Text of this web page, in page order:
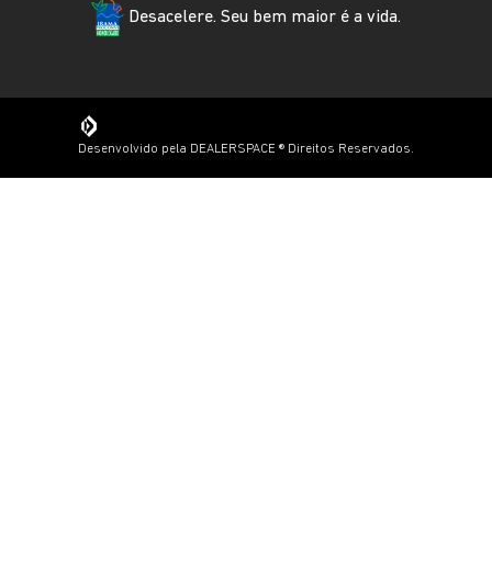
Desacelere. Seu bem maior é a vida.
Desenvolvido pela DEALERSPACE ® Direitos Reservados.